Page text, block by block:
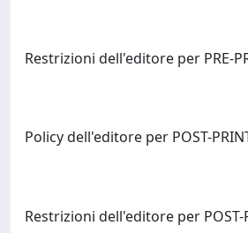
Restrizioni dell'editore per PRE-
Policy dell'editore per POST-
Restrizioni dell'editore per POST-